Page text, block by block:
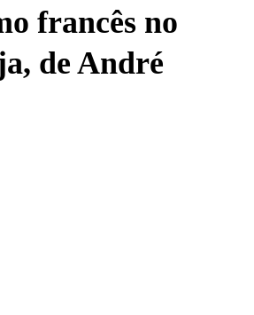
francês no
de André